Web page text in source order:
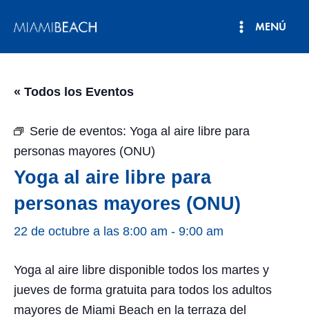
MENÚ
« Todos los Eventos
Serie de eventos: Yoga al aire libre para
personas mayores (ONU)
Yoga al aire libre para
personas mayores (ONU)
22 de octubre a las 8:00 am - 9:00 am
Yoga al aire libre disponible todos los martes y
jueves de forma gratuita para todos los adultos
mayores de Miami Beach en la terraza del